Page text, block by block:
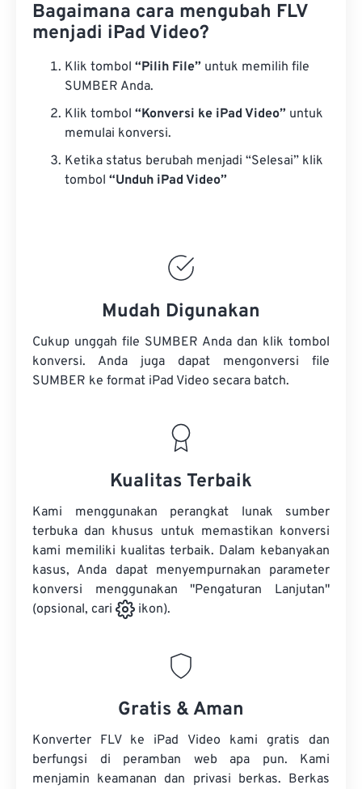
Bagaimana cara mengubah FLV
menjadi iPad Video?
Klik tombol “Pilih File” untuk memilih file
SUMBER Anda.
Klik tombol “Konversi ke iPad Video” untuk
memulai konversi.
Ketika status berubah menjadi “Selesai” klik
tombol “Unduh iPad Video”
Mudah Digunakan
Cukup unggah file SUMBER Anda dan klik tombol
konversi. Anda juga dapat mengonversi file
SUMBER ke format iPad Video secara batch.
Kualitas Terbaik
Kami menggunakan perangkat lunak sumber
terbuka dan khusus untuk memastikan konversi
kami memiliki kualitas terbaik. Dalam kebanyakan
kasus, Anda dapat menyempurnakan parameter
konversi menggunakan "Pengaturan Lanjutan"
(opsional, cari
ikon).
Gratis & Aman
Konverter FLV ke iPad Video kami gratis dan
berfungsi di peramban web apa pun. Kami
menjamin keamanan dan privasi berkas. Berkas